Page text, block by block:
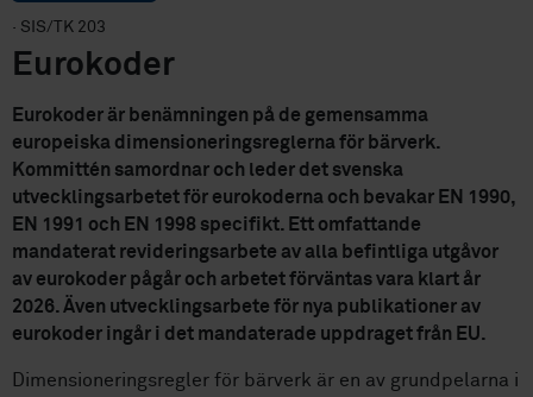
· SIS/TK 203
Eurokoder
Eurokoder är benämningen på de gemensamma
europeiska dimensioneringsreglerna för bärverk.
Kommittén samordnar och leder det svenska
utvecklingsarbetet för eurokoderna och bevakar EN 1990,
EN 1991 och EN 1998 specifikt. Ett omfattande
mandaterat revideringsarbete av alla befintliga utgåvor
av eurokoder pågår och arbetet förväntas vara klart år
2026. Även utvecklingsarbete för nya publikationer av
eurokoder ingår i det mandaterade uppdraget från EU.
Dimensioneringsregler för bärverk är en av grundpelarna i